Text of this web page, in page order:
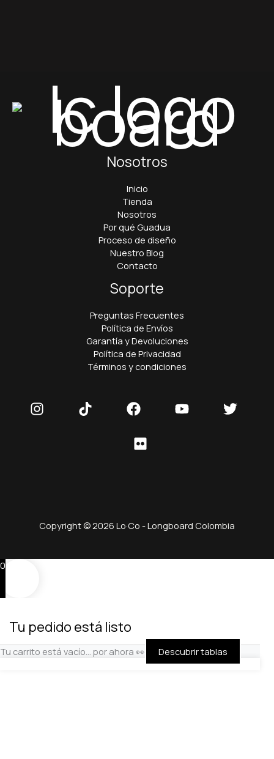
Nosotros
Inicio
Tienda
Nosotros
Por qué Guadua
Proceso de diseño
Nuestro Blog
Contacto
Soporte
Preguntas Frecuentes
Política de Envíos
Garantía y Devoluciones
Política de Privacidad
Términos y condiciones
Copyright © 2026 Lo·Co - Longboard Colombia
0
Tu pedido está listo
Tu carrito está vacío… por ahora 👀 Descubrir tablas